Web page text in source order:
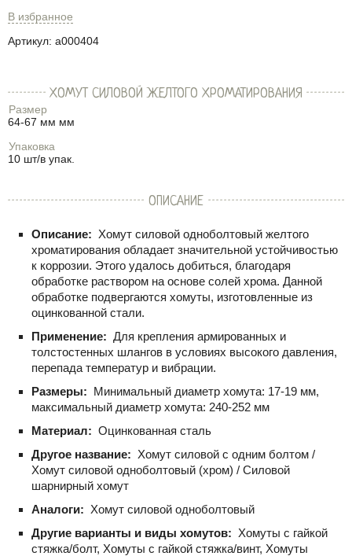
В избранное
Артикул: a000404
ХОМУТ СИЛОВОЙ ЖЕЛТОГО ХРОМАТИРОВАНИЯ
Размер
64-67 мм мм
Упаковка
10 шт/в упак.
ОПИСАНИЕ
Описание: Хомут силовой одноболтовый желтого
хроматирования обладает значительной устойчивостью
к коррозии. Этого удалось добиться, благодаря
обработке раствором на основе солей хрома. Данной
обработке подвергаются хомуты, изготовленные из
оцинкованной стали.
Применение: Для крепления армированных и
толстостенных шлангов в условиях высокого давления,
перепада температур и вибрации.
Размеры: Минимальный диаметр хомута: 17-19 мм,
максимальный диаметр хомута: 240-252 мм
Материал: Оцинкованная сталь
Другое название: Хомут силовой с одним болтом /
Хомут силовой одноболтовый (хром) / Силовой
шарнирный хомут
Аналоги: Хомут силовой одноболтовый
Другие варианты и виды хомутов: Хомуты с гайкой
стяжка/болт, Хомуты с гайкой стяжка/винт, Хомуты